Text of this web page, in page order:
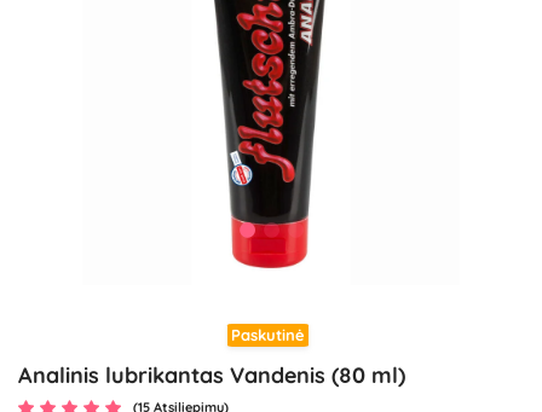
Paskutinė
Analinis lubrikantas Vandenis (80 ml)
(15 Atsiliepimų)